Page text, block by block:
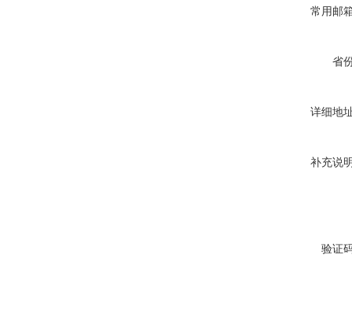
常用邮
省
详细地
补充说
验证